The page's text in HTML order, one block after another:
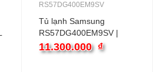
RS57DG400EM9SV
Tủ lạnh Samsung
RS57DG400EM9SV |
583L 2 cánh inverter
11.300.000 ₫